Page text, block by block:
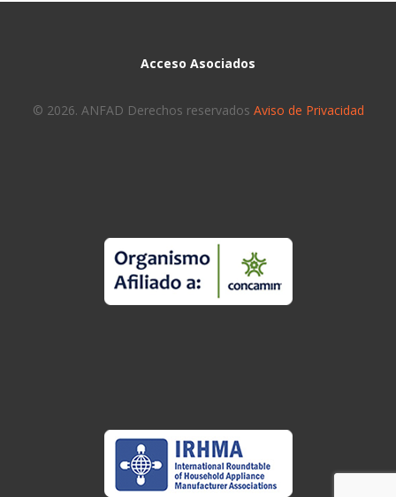
Acceso Asociados
© 2026. ANFAD Derechos reservados Aviso de Privacidad